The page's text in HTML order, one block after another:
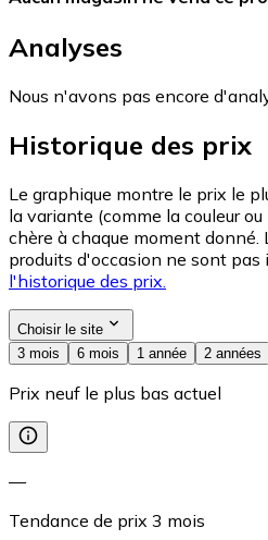
Analyses
Nous n'avons pas encore
Historique des prix
Le graphique montre le prix le
la variante (comme la couleur
chère à chaque moment donné.
produits d'occasion ne sont pas
l'historique des prix.
Choisir le site
3 mois
6 mois 1 année 2 années
Prix neuf le plus bas actuel
—
Tendance de prix 3 mois